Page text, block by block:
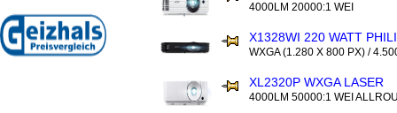
4000LM 20000:1 WEI
X1328WI 220 WATT
WXGA (1.280 X 800 PX) /
XL2320P WXGA LASER
4000LM 50000:1 WEI